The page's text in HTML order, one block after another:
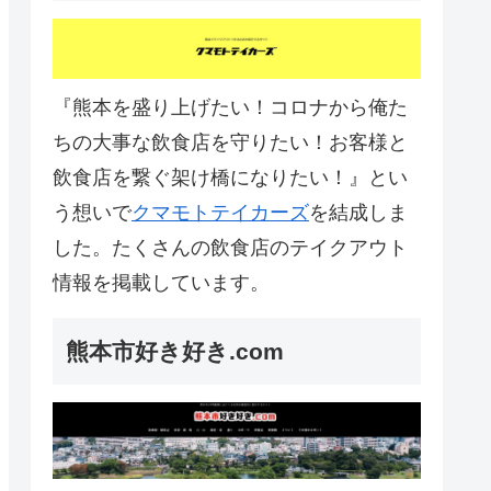
『熊本を盛り上げたい！コロナから俺た
ちの大事な飲食店を守りたい！お客様と
飲食店を繋ぐ架け橋になりたい！』とい
う想いでクマモトテイカーズを結成しま
した。たくさんの飲食店のテイクアウト
情報を掲載しています。
熊本市好き好き.com